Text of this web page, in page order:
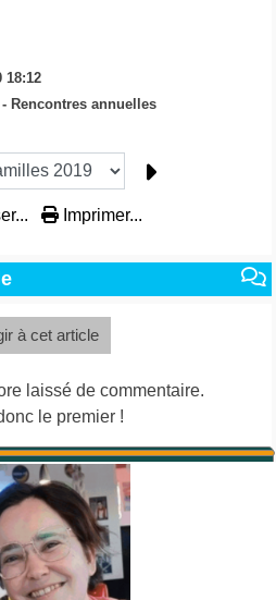
18:12
Rencontres annuelles
Imprimer...
à cet article
laissé de commentaire.
le premier !